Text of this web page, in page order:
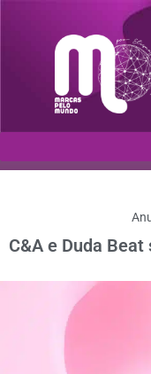
C&A e Duda